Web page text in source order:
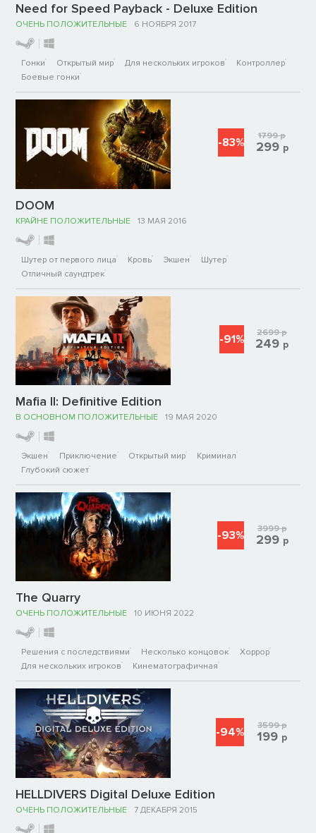
Need for Speed Payback - Deluxe Edition
ОЧЕНЬ ПОЛОЖИТЕЛЬНЫЕ 6 НОЯБРЯ 2017
Гонки Открытый мир Для нескольких игроков
Контроллер
Боевые гонки
DOOM
КРАЙНЕ ПОЛОЖИТЕЛЬНЫЕ 13 МАЯ 2016
Шутер от первого лица Кровь Экшен
Шутер
Отличный саундтрек
-83% 1799р
299 р
Mafia II: Definitive Edition
В ОСНОВНОМ ПОЛОЖИТЕЛЬНЫЕ 19 МАЯ 2020
Экшен Приключение Открытый мир
Криминал
Глубокий сюжет
-91% 2699р
249 р
The Quarry
ОЧЕНЬ ПОЛОЖИТЕЛЬНЫЕ 10 ИЮНЯ 2022
Решения с последствиями Несколько концовок
Хоррор
Для нескольких игроков
Кинематографичная
-93% 3999р
299 р
HELLDIVERS Digital Deluxe Edition
ОЧЕНЬ ПОЛОЖИТЕЛЬНЫЕ 7 ДЕКАБРЯ 2015
-94% 3599р
199 р